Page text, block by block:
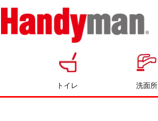
お風呂やキッチンのリフォームならハン
トイレ 洗面所